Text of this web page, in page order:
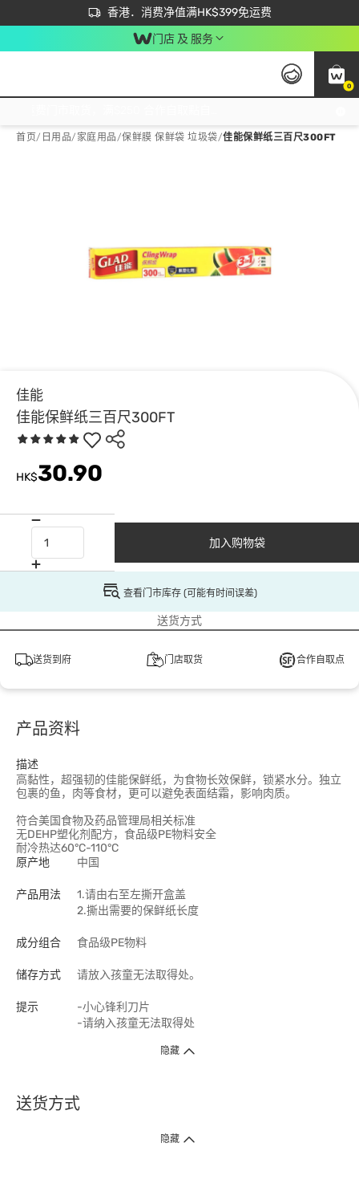
香港．消费净值满HK$399免运费
立即成为易赏钱会员尽享独家优惠
首次APP下单买满$450 输入 NEWAPP 即减$50
门店 及 服务
0
首页/ 日用品/ 家庭用品/保鲜膜 保鲜袋 垃圾袋/佳能保鲜纸三百尺300FT
佳能
佳能保鲜纸三百尺300FT
HK$30.90
加入购物袋
查看门市库存 (可能有时间误差)
送货方式
送货到府 门店取货 合作自取点
产品资料
描述
高黏性，超强韧的佳能保鲜纸，为食物长效保鲜，锁紧水分。独立
包裹的鱼，肉等食材，更可以避免表面结霜，影响肉质。
符合美国食物及药品管理局相关标准
无DEHP塑化剂配方，食品级PE物料安全
耐冷热达60°C-110°C
原产地
中国
产品用法
1.请由右至左撕开盒盖
2.撕出需要的保鲜纸长度
成分组合 食品级PE物料
储存方式 请放入孩童无法取得处。
提示
-小心锋利刀片
-请纳入孩童无法取得处
隐藏
送货方式
1. 送货到府（受卫生署条例规管产品除外 ）
隐藏